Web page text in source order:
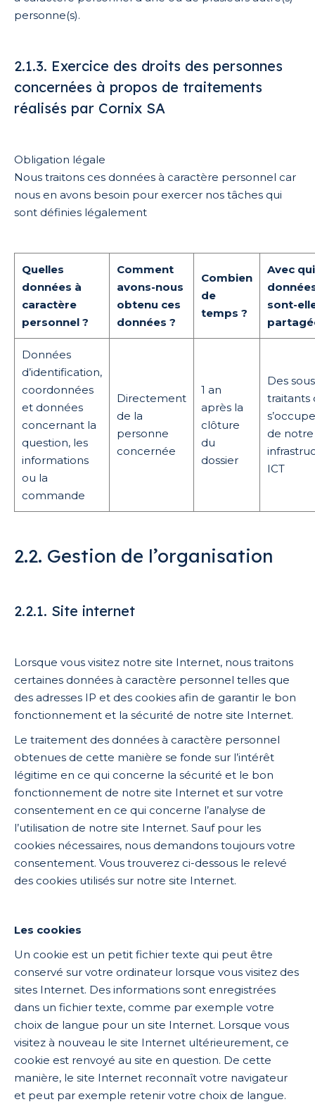
personne(s).
2.1.3. Exercice des droits des personnes
concernées à propos de traitements
réalisés par Cornix SA
Obligation légale
Nous traitons ces données à caractère personnel car
nous en avons besoin pour exercer nos tâches qui
sont définies légalement
Quelles
données à
caractère
personnel ?
Comment
avons-nous
obtenu ces
données ?
Combien
de
temps ?
Avec
sont-
Données
d’identification,
coordonnées
et données
concernant la
question, les
informations
ou la
commande
Directement
de la
personne
concernée
1 an
après la
clôture
du
dossier
Des
traitants
de notre
ICT
2.2. Gestion de l’organisation
2.2.1. Site internet
Lorsque vous visitez notre site Internet, nous traitons
certaines données à caractère personnel telles que
des adresses IP et des cookies afin de garantir le bon
fonctionnement et la sécurité de notre site Internet.
Le traitement des données à caractère personnel
obtenues de cette manière se fonde sur l’intérêt
légitime en ce qui concerne la sécurité et le bon
fonctionnement de notre site Internet et sur votre
consentement en ce qui concerne l’analyse de
l’utilisation de notre site Internet. Sauf pour les
cookies nécessaires, nous demandons toujours votre
consentement. Vous trouverez ci-dessous le relevé
des cookies utilisés sur notre site Internet.
Les cookies
Un cookie est un petit fichier texte qui peut être
conservé sur votre ordinateur lorsque vous visitez des
sites Internet. Des informations sont enregistrées
dans un fichier texte, comme par exemple votre
choix de langue pour un site Internet. Lorsque vous
visitez à nouveau le site Internet ultérieurement, ce
cookie est renvoyé au site en question. De cette
manière, le site Internet reconnaît votre navigateur
et peut par exemple retenir votre choix de langue.